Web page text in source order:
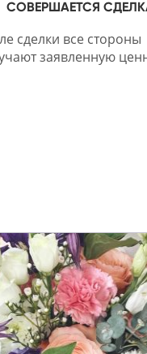
СОВЕРШАЕТСЯ
сделки все стороны
заявленную